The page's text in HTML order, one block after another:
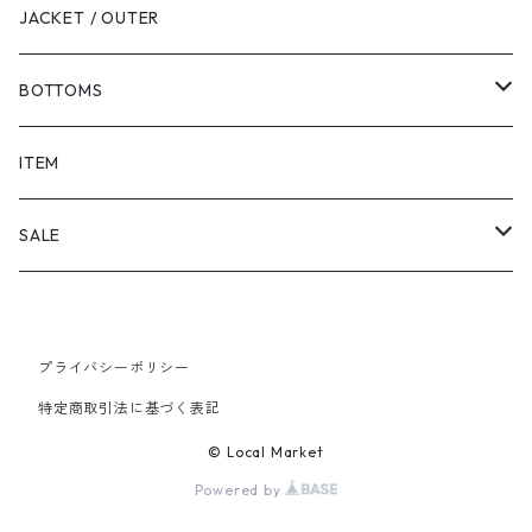
JACKET / OUTER
BOTTOMS
SHORTS
PANTS
ITEM
SALE
PANTS
プライバシーポリシー
特定商取引法に基づく表記
© Local Market
Powered by